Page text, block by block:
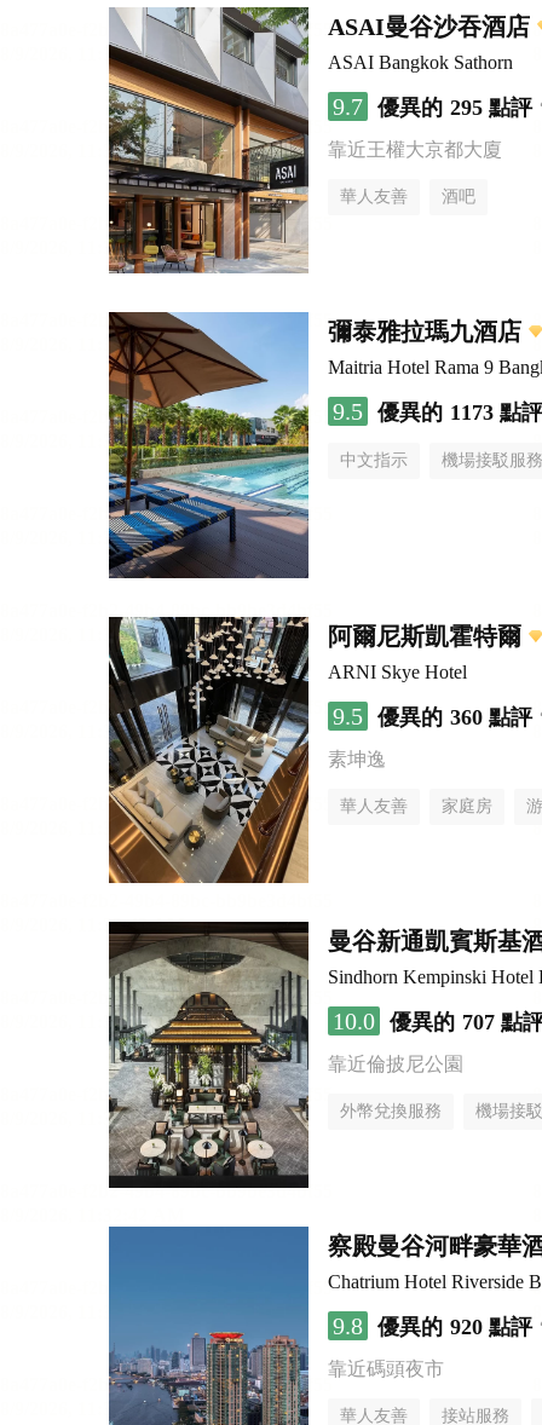
ASAI曼谷沙吞酒店
ASAI Bangkok Sathorn
9.7 優異的 295 點評
靠近王權大京都大廈
華人友善 酒吧
彌泰雅拉瑪九酒店
Maitria Hotel Rama 9
9.5 優異的 1173 點評
中文指示 機場接駁服務
阿爾尼斯凱霍特爾
ARNI Skye Hotel
9.5 優異的 360 點評
素坤逸
華人友善 家庭房
曼谷新通凱賓斯基
Sindhorn Kempinski Hotel
10.0 優異的 707 點
靠近倫披尼公園
外幣兌換服務 機場接
察殿曼谷河畔豪華
Chatrium Hotel Riverside
9.8 優異的 920 點評
靠近碼頭夜市
華人友善 接站服務